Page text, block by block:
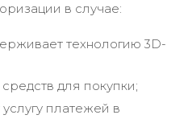
в случае:
технологию 3D-
для покупки;
платежей в